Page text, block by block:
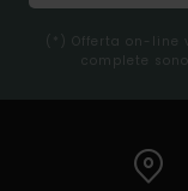
(*) Offerta on-
complete